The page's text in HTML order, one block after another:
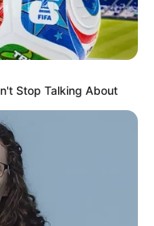
Stop Talking About